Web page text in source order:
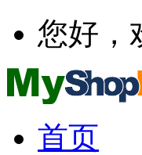
您好，
首页